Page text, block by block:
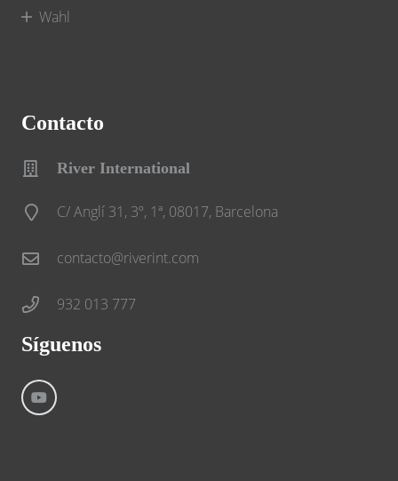
Wahl
Contacto
River International
C/ Anglí 31, 3º, 1ª, 08017, Barcelona
contacto@riverint.com
932 013 777
Síguenos